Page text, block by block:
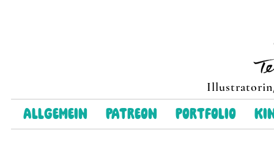
Allgemein Patreon Portfolio